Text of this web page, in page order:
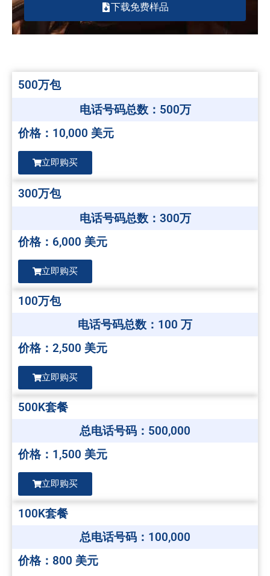
下载免费样品
500万包
电话号码总数：500万
价格：10,000 美元
立即购买
300万包
电话号码总数：300万
价格：6,000 美元
立即购买
100万包
电话号码总数：100 万
价格：2,500 美元
立即购买
500K套餐
总电话号码：500,000
价格：1,500 美元
立即购买
100K套餐
总电话号码：100,000
价格：800 美元